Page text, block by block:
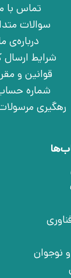
تماس با
سوالات
درباره‌ی
شرایط ارسال
قوانین و
شماره
رهگیری
نوجوان